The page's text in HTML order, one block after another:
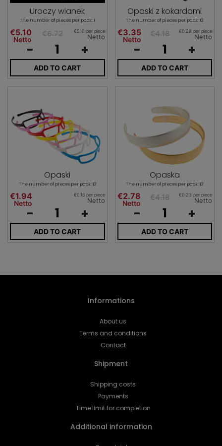
Uroczy wianek
The number of pieces per pack: 1
€5.10
Netto
€6.72 €5.10 per piece
Netto
- +
ADD TO CART
Opaski z kokardami
The number of pieces per pack: 12
€3.35
Netto
€4.18 €0.28 per piece
Netto
- +
ADD TO CART
Opaski
The number of pieces per pack: 12
€1.94
Netto
€0.16 per piece
Netto
- +
ADD TO CART
Opaska
The number of pieces per pack: 12
€2.78
Netto
€4.18 €0.23 per piece
Netto
- +
ADD TO CART
Informations
About us
Terms and conditions
Contact
Shipment
Shipping costs
Payments
Time limit for completion
Additional information